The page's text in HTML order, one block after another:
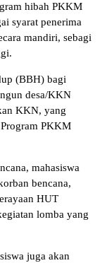
hibah PKKM
syarat penerima
mandiri, sebagi
(BBH) bagi
desa/KKN
KKN, yang
PKKM
mahasiswa
bencana,
HUT
lomba yang
juga akan